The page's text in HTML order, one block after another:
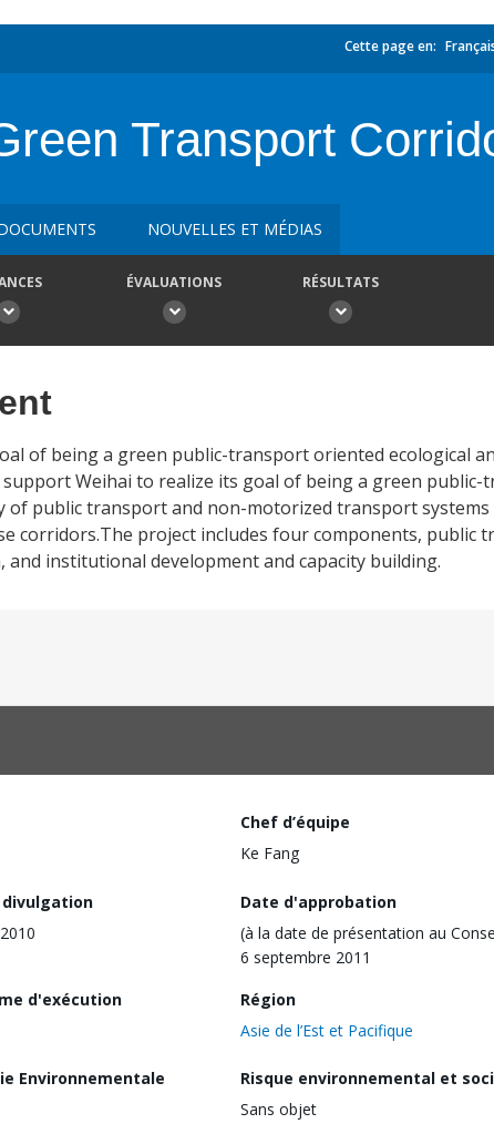
Cette page en:
Transport
NOUVELLES ET MÉDIAS
ÉVALUATIONS RÉSULTATS
of being a green public-transport oriented ecological
Weihai to realize its goal of being a green
of public transport and non-motorized transport systems
corridors.The project includes four components, public
institutional development and capacity building.
Chef d’équipe
Ke Fang
divulgation
Date d'approbation
(à la date de présentation au
6 septembre 2011
d'exécution
Région
Asie de l’Est et Pacifique
Environnementale
Risque environnemental et
Sans objet